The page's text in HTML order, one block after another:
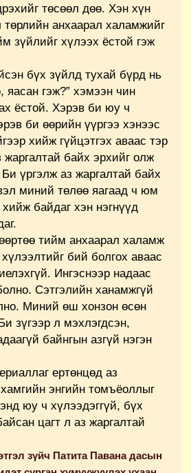
төсөөл дөө. Хэн хүн
төрлийн анхаарал халамжийг
зүйлийг хүлээх ёстой гэж
бүх зүйлд тухай бүрд нь
гэж?” хэмээн чин
ёстой. Хэрэв би юу ч
би өөрийн үүргээ хэнээс
хийж гүйцэтгэх аваас тэр
жаргалтай байх эрхийг олж
үргэлж аз жаргалтай байх
миний төлөө яагаад ч юм
байдаг хэн нэгнүүд
тийм анхаарал халамж
бий болгох аваас
Ингэснээр надаас
Сэтгэлийн ханамжгүй
Миний өш хонзон өсөн
зүгээр л мэхлэгдсэн,
байнгын азгүй нэгэн
ертөнцөд аз
энгийн томъёоллыг
юу ч хүлээдэггүй, бүх
цагт л аз жаргалтай
зүйч Патита Павана дасын